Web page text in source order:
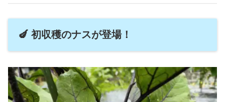
🍆 初収穫のナスが登場！